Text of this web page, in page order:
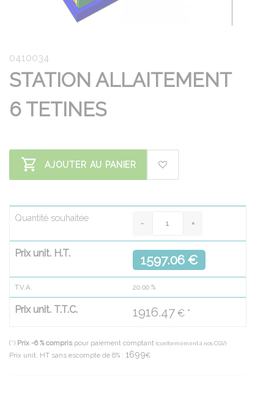
0410034
STATION ALLAITEMENT
6 TETINES
AJOUTER AU PANIER
Quantité souhaitée
Prix unit. H.T. 1597.06 €
T.V.A. 20.00 %
Prix unit. T.T.C. 1916.47 € *
(*) Prix -6 % compris pour paiement comptant (conformément à nos CGV)
Prix unit. HT sans escompte de 6% : 1699€